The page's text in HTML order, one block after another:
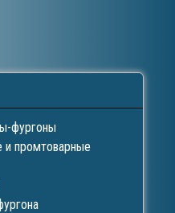
фургоны
и промтоварные